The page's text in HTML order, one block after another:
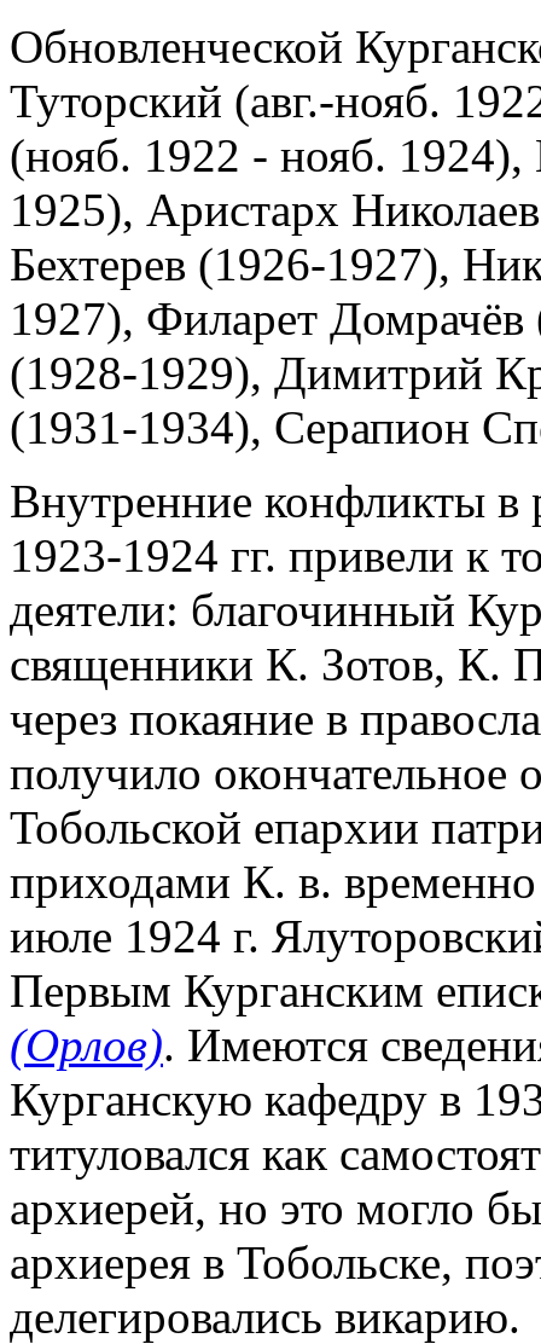
Обновленческой
Туторский (авг.-нояб.
(нояб. 1922 - нояб.
1925), Аристарх
Бехтерев (1926-1927),
1927), Филарет
(1928-1929), Димитрий
(1931-1934), Серапион
Внутренние конфликты в
1923-1924 гг. привели к
деятели: благочинный
священники К. Зотов, К.
через покаяние в
получило окончательное
Тобольской епархии
приходами К. в.
июле 1924 г.
Первым Курганским
(Орлов). Имеются
Курганскую кафедру в
титуловался как
архиерей, но это могло
архиерея в Тобольске,
делегировались викарию.